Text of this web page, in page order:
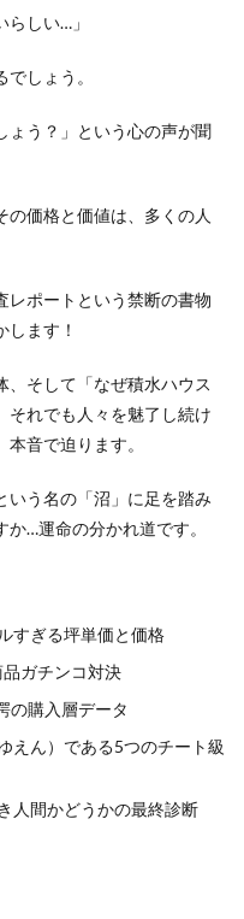
らしい…」
しょう。
ょう？」という心の声が聞
価格と価値は、多くの人
レポートという禁断の書物
ます！
、そして「なぜ積水ハウス
それでも人々を魅了し続け
音で迫ります。
いう名の「沼」に足を踏み
…運命の分かれ道です。
すぎる坪単価と価格
ガチンコ対決
の購入層データ
えん）である5つのチート級
人間かどうかの最終診断